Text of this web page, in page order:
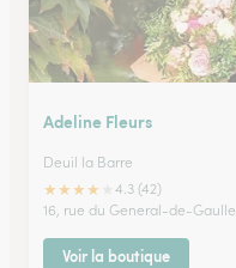
Adeline Fleurs
Deuil la Barre
★★★★
4.3 (42)
16, rue du General-de-Gaulle
Voir la boutique